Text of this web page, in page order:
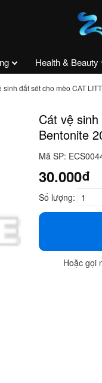
Health & Beauty
sinh đất sét cho mèo CAT
Cát vệ
Bentonite
Mã SP:
30.000₫
Số lượng:
Hoặc gọi